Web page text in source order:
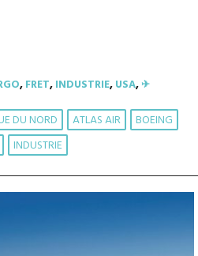
,FRET,INDUSTRIE,USA,✈︎
DU NORD ATLAS AIR
BOEING
INDUSTRIE